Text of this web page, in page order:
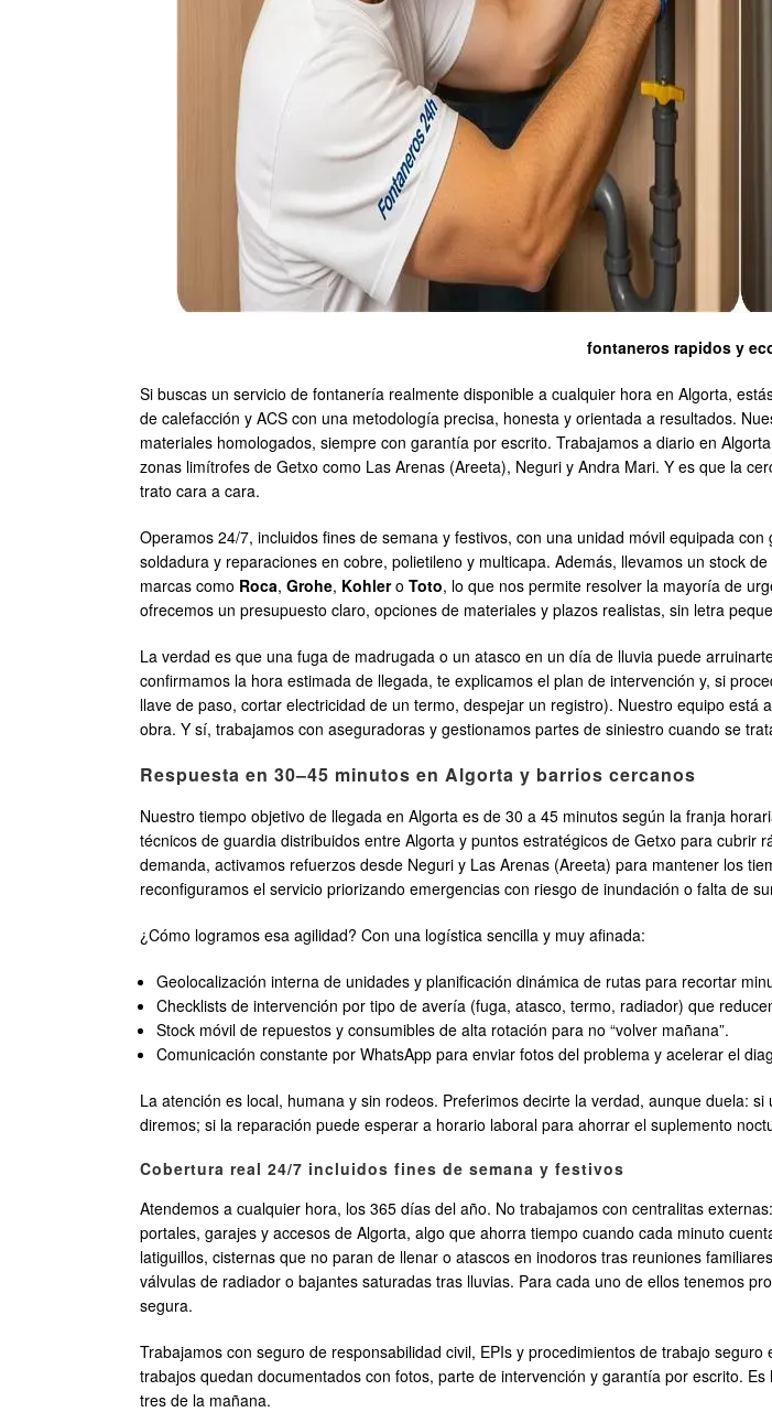
fontaneros rapidos y
Si buscas un servicio de fontanería realmente disponible a cualquier hora en Algorta,
de calefacción y ACS con una metodología precisa, honesta y orientada a resultados.
materiales homologados, siempre con garantía por escrito. Trabajamos a diario en
zonas limítrofes de Getxo como Las Arenas (Areeta), Neguri y Andra Mari. Y es que la
trato cara a cara.
Operamos 24/7, incluidos fines de semana y festivos, con una unidad móvil equipada
soldadura y reparaciones en cobre, polietileno y multicapa. Además, llevamos un stock
marcas como Roca, Grohe, Kohlero Toto, lo que nos permite resolver la mayoría de
ofrecemos un presupuesto claro, opciones de materiales y plazos realistas, sin letra
La verdad es que una fuga de madrugada o un atasco en un día de lluvia puede
confirmamos la hora estimada de llegada, te explicamos el plan de intervención y, si
llave de paso, cortar electricidad de un termo, despejar un registro). Nuestro equipo
obra. Y sí, trabajamos con aseguradoras y gestionamos partes de siniestro cuando se
Respuesta en 30–45 minutos en Algorta y barrios cercanos
Nuestro tiempo objetivo de llegada en Algorta es de 30 a 45 minutos según la franja
técnicos de guardia distribuidos entre Algorta y puntos estratégicos de Getxo para
demanda, activamos refuerzos desde Neguri y Las Arenas (Areeta) para mantener los
reconfiguramos el servicio priorizando emergencias con riesgo de inundación o falta de
¿Cómo logramos esa agilidad? Con una logística sencilla y muy afinada:
Geolocalización interna de unidades y planificación dinámica de rutas para recortar
Checklists de intervención por tipo de avería (fuga, atasco, termo, radiador) que
Stock móvil de repuestos y consumibles de alta rotación para no “volver mañana”.
Comunicación constante por WhatsApp para enviar fotos del problema y acelerar el
La atención es local, humana y sin rodeos. Preferimos decirte la verdad, aunque duela:
diremos; si la reparación puede esperar a horario laboral para ahorrar el suplemento
Cobertura real 24/7 incluidos fines de semana y festivos
Atendemos a cualquier hora, los 365 días del año. No trabajamos con centralitas
portales, garajes y accesos de Algorta, algo que ahorra tiempo cuando cada minuto
latiguillos, cisternas que no paran de llenar o atascos en inodoros tras reuniones
válvulas de radiador o bajantes saturadas tras lluvias. Para cada uno de ellos tenemos
segura.
Trabajamos con seguro de responsabilidad civil, EPIs y procedimientos de trabajo
trabajos quedan documentados con fotos, parte de intervención y garantía por escrito.
tres de la mañana.